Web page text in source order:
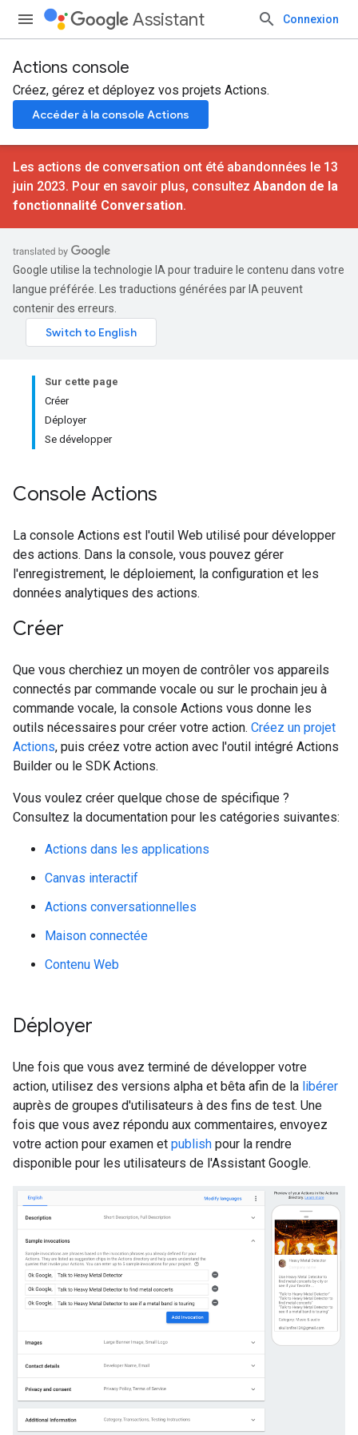
Assistant Connexion
Actions console
Créez, gérez et déployez vos projets Actions.
Accéder à la console Actions
Les actions de conversation ont été abandonnées le 13
juin 2023. Pour en savoir plus, consultez Abandon de la
fonctionnalité Conversation.
Google utilise la technologie IA pour traduire le contenu dans votre
langue préférée. Les traductions générées par IA peuvent
contenir des erreurs.
Sur cette page
Créer
Déployer
Se développer
Console Actions
La console Actions est l'outil Web utilisé pour développer
des actions. Dans la console, vous pouvez gérer
l'enregistrement, le déploiement, la configuration et les
données analytiques des actions.
Créer
Que vous cherchiez un moyen de contrôler vos appareils
connectés par commande vocale ou sur le prochain jeu à
commande vocale, la console Actions vous donne les
outils nécessaires pour créer votre action. Créez un projet
Actions, puis créez votre action avec l'outil intégré Actions
Builder ou le SDK Actions.
Vous voulez créer quelque chose de spécifique ?
Consultez la documentation pour les catégories suivantes:
Actions dans les applications
Canvas interactif
Actions conversationnelles
Maison connectée
Contenu Web
Déployer
Une fois que vous avez terminé de développer votre
action, utilisez des versions alpha et bêta afin de la libérer
auprès de groupes d'utilisateurs à des fins de test. Une
fois que vous avez répondu aux commentaires, envoyez
votre action pour examen et publish pour la rendre
disponible pour les utilisateurs de l'Assistant Google.